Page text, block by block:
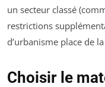
un secteur classé
restrictions
d’urbanisme place de
Choisir le